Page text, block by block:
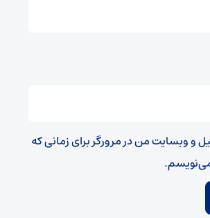
و وبسایت من در مرورگر برای زمانی که